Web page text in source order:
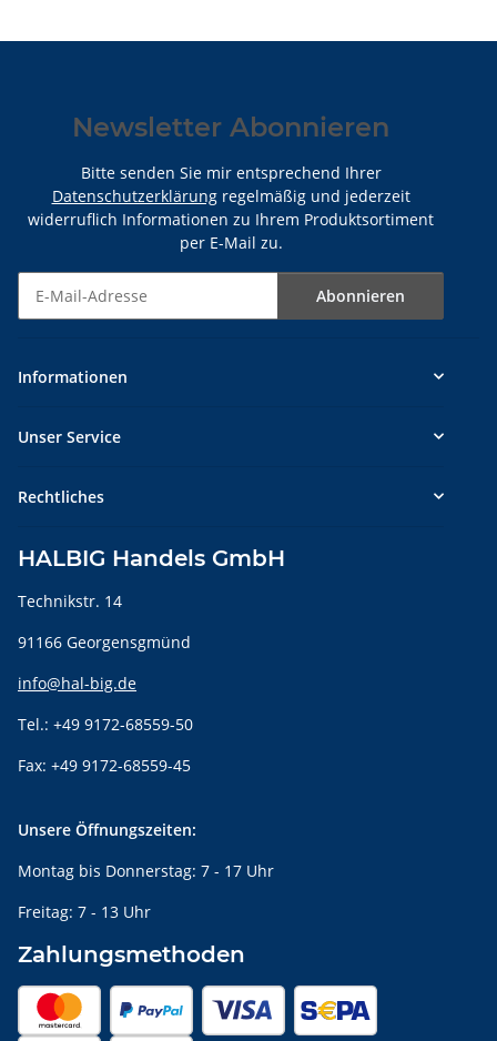
Newsletter Abonnieren
Bitte senden Sie mir entsprechend Ihrer
Datenschutzerklärungregelmäßig und jederzeit
widerruflich Informationen zu Ihrem Produktsortiment
per E-Mail zu.
Abonnieren
Informationen
Unser Service
Rechtliches
HALBIG Handels GmbH
Technikstr. 14
91166 Georgensgmünd
info@hal-big.de
Tel.: +49 9172-68559-50
Fax: +49 9172-68559-45
Unsere Öffnungszeiten:
Montag bis Donnerstag: 7 - 17 Uhr
Freitag: 7 - 13 Uhr
Zahlungsmethoden